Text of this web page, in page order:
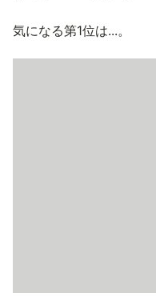
気になる第1位は...。